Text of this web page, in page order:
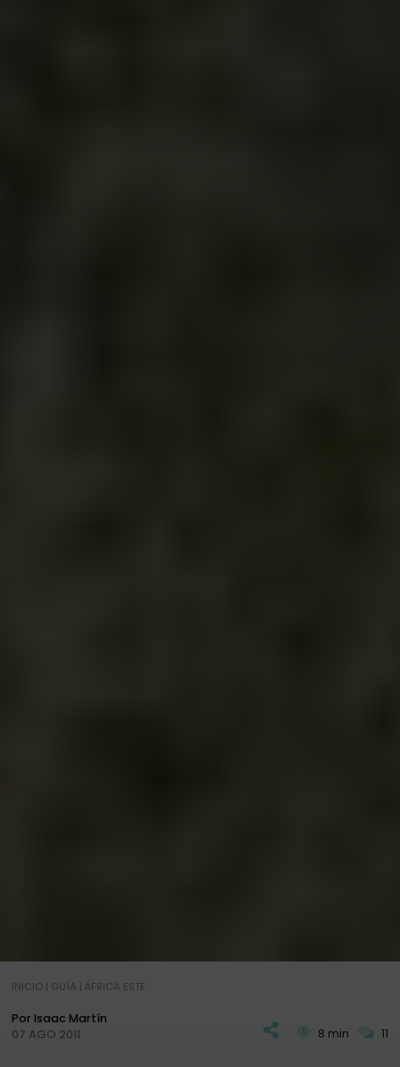
INICIO| GUÍA | ÁFRICA ESTE
Por Isaac Martín
07 AGO 2011
8 min 11